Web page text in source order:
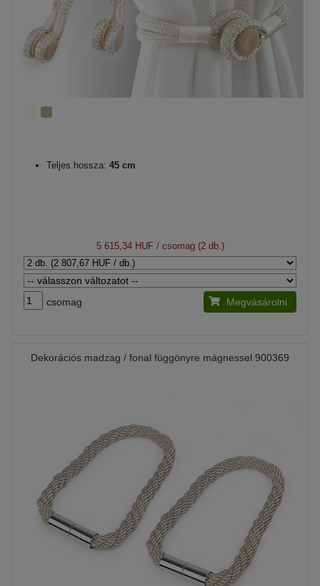
Teljes hossza: 45 cm
5 615,34 HUF/ csomag (2 db.)
csomag Megvásárolni
Dekorációs madzag / fonal függönyre mágnessel 900369